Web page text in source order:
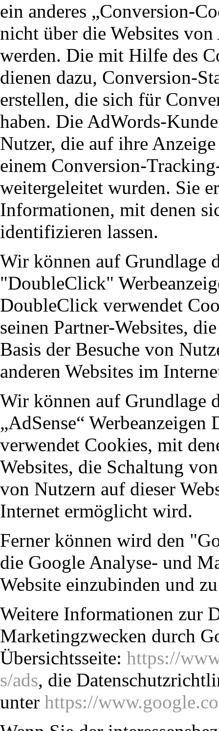
ein anderes „Conversion-
nicht über die Websites
werden. Die mit Hilfe des
dienen dazu, Conversion-
erstellen, die sich für
haben. Die AdWords-
Nutzer, die auf ihre
einem Conversion-
weitergeleitet wurden. Sie
Informationen, mit denen
identifizieren lassen.
Wir können auf Grundlage
"DoubleClick"
DoubleClick verwendet
seinen Partner-Websites,
Basis der Besuche von
anderen Websites im
Wir können auf Grundlage
„AdSense“
verwendet Cookies, mit
Websites, die Schaltung
von Nutzern auf dieser
Internet ermöglicht wird.
Ferner können wird den
die Google Analyse- und
Website einzubinden und
Weitere Informationen zur
Marketingzwecken durch
Übersichtsseite: https://
s/ads, die
unter https://